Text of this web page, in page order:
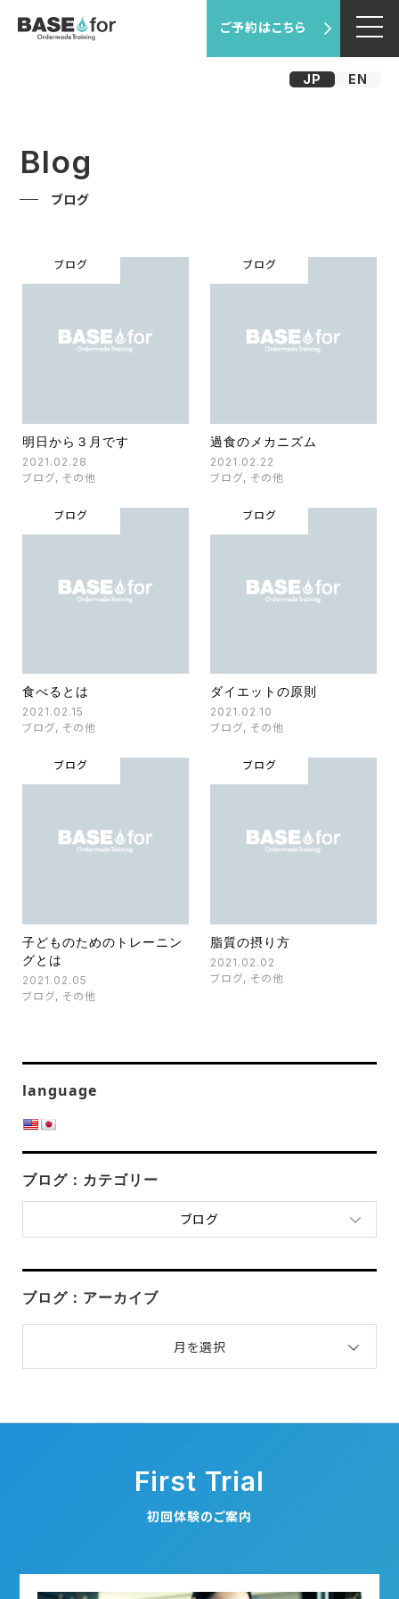
ご予約はこちら
JP EN
Blog
ブログ
ブログ
明日から３月です
2021.02.28
ブログ, その他
ブログ
過食のメカニズム
2021.02.22
ブログ, その他
ブログ
食べるとは
2021.02.15
ブログ, その他
ブログ
ダイエットの原則
2021.02.10
ブログ, その他
ブログ
子どものためのトレーニン
グとは
2021.02.05
ブログ, その他
ブログ
脂質の摂り方
2021.02.02
ブログ, その他
language
ブログ：カテゴリー
ブログ
ブログ：アーカイブ
月を選択
First Trial
初回体験のご案内